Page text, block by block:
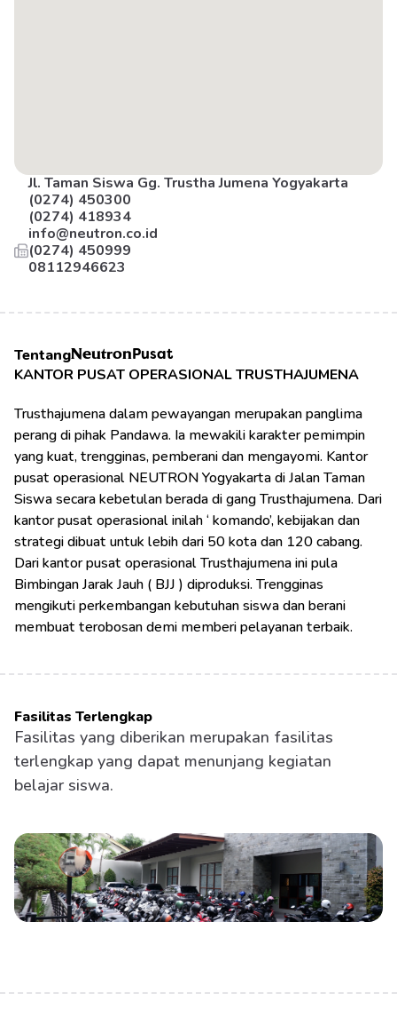
Jl. Taman Siswa Gg. Trustha Jumena Yogyakarta
(0274) 450300
(0274) 418934
info@neutron.co.id
(0274) 450999
08112946623
TentangNeutronPusat
KANTOR PUSAT OPERASIONAL TRUSTHAJUMENA
Trusthajumena dalam pewayangan merupakan panglima
perang di pihak Pandawa. Ia mewakili karakter pemimpin
yang kuat, trengginas, pemberani dan mengayomi. Kantor
pusat operasional NEUTRON Yogyakarta di Jalan Taman
Siswa secara kebetulan berada di gang Trusthajumena. Dari
kantor pusat operasional inilah ‘ komando’, kebijakan dan
strategi dibuat untuk lebih dari 50 kota dan 120 cabang.
Dari kantor pusat operasional Trusthajumena ini pula
Bimbingan Jarak Jauh ( BJJ ) diproduksi. Trengginas
mengikuti perkembangan kebutuhan siswa dan berani
membuat terobosan demi memberi pelayanan terbaik.
Fasilitas Terlengkap
Fasilitas yang diberikan merupakan fasilitas
terlengkap yang dapat menunjang kegiatan
belajar siswa.